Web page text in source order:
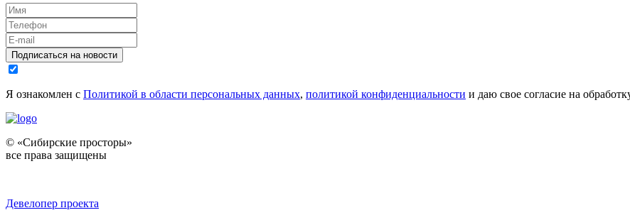
Подписаться на новости
Я ознакомлен с Политикой в области персональных данных, политикой конфиденциальности и даю свое согласие на
© «Сибирские просторы»
все права защищены
Девелопер проекта